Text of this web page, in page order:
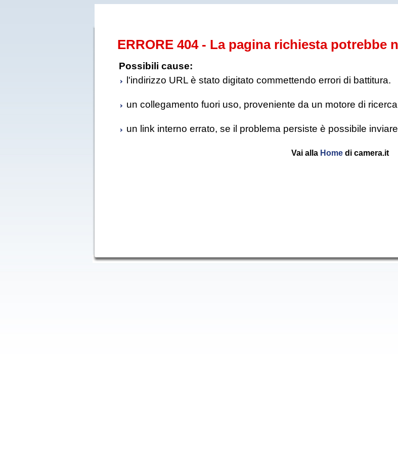
ERRORE 404 - La pagina richiesta potrebbe
Possibili cause:
l'indirizzo URL è stato digitato commettendo errori di battitura.
un collegamento fuori uso, proveniente da un motore di
un link interno errato, se il problema persiste è possibile
Vai alla Homedi camera.it